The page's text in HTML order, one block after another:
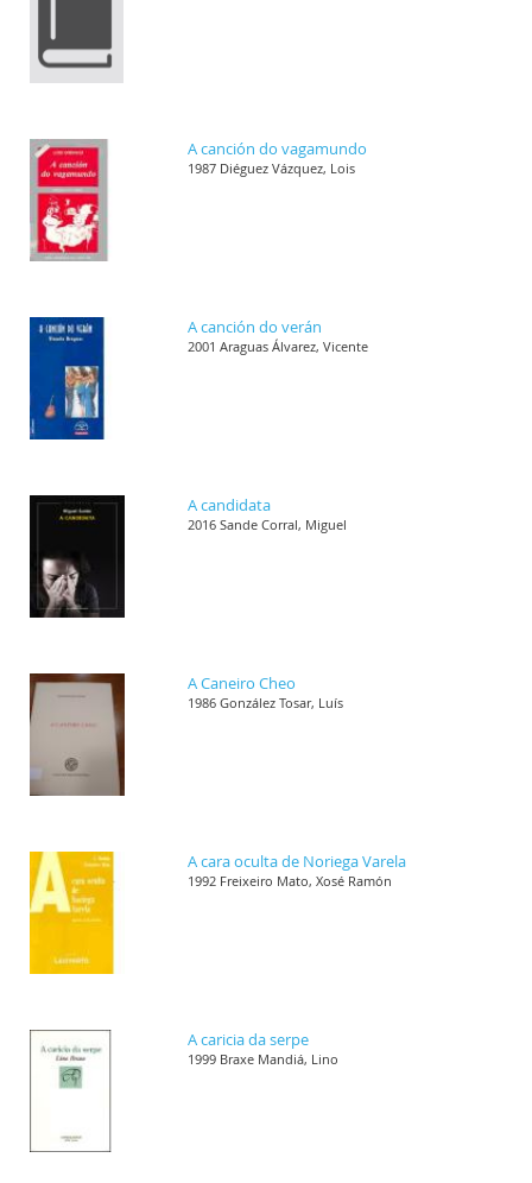
A canción do vagamundo
1987 Diéguez Vázquez, Lois
A canción do verán
2001 Araguas Álvarez, Vicente
A candidata
2016 Sande Corral, Miguel
A Caneiro Cheo
1986 González Tosar, Luís
A cara oculta de Noriega Varela
1992 Freixeiro Mato, Xosé Ramón
A caricia da serpe
1999 Braxe Mandiá, Lino